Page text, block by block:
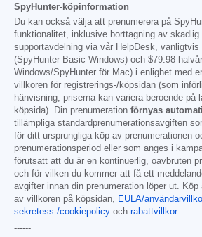
SpyHunter-köpinformation
Du kan också välja att prenumerera på
funktionalitet, inklusive borttagning av
supportavdelning via vår HelpDesk, vanligtvis
(SpyHunter Basic Windows) och $79.98
Windows/SpyHunter för Mac) i enlighet med
villkoren för registrerings-/köpsidan (som
hänvisning; priserna kan variera beroende på
köpsida). Din prenumeration förnyas
tillämpliga standardprenumerationsavgiften
för ditt ursprungliga köp av prenumerationen
prenumerationsperiod eller som anges i
förutsatt att du är en kontinuerlig, oavbruten
och för vilken du kommer att få ett
avgifter innan din prenumeration löper ut.
av villkoren på köpsidan, EULA/
sekretess-/cookiepolicy och rabattvillkor.
------